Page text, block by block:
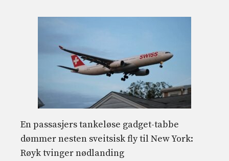
En passasjers tankeløse gadget-tabbe
dømmer nesten sveitsisk fly til New York:
Røyk tvinger nødlanding